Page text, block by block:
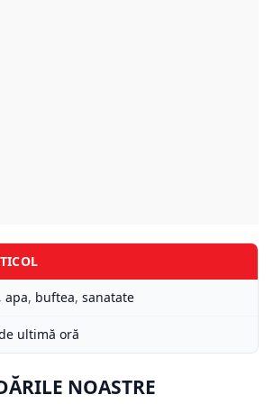
, apa, buftea, sanatate
ultimă oră
NOASTRE